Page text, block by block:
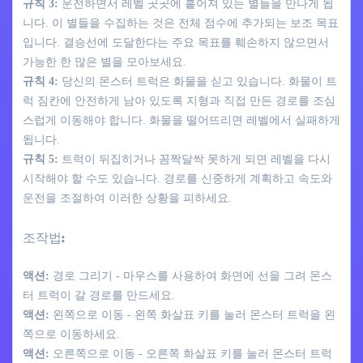
규칙 3: 운전하면서 레벨 곳곳에 흩어져 있는 별들을 만나게 됩
니다. 이 별들을 수집하는 것은 전체 점수에 추가되는 보조 목표
입니다. 결승선에 도달한다는 주요 목표를 훼손하지 않으면서
가능한 한 많은 별을 모아보세요.
규칙 4: 당신의 몬스터 트럭은 화물을 싣고 있습니다. 화물이 트
럭 짐칸에 안전하게 남아 있도록 지형과 직접 만든 경로를 조심
스럽게 이동해야 합니다. 화물을 떨어뜨리면 레벨에서 실패하게
됩니다.
규칙 5: 트럭이 뒤집히거나 꼼짝달싹 못하게 되면 레벨을 다시
시작해야 할 수도 있습니다. 경로를 신중하게 계획하고 속도와
운전을 조절하여 이러한 상황을 피하세요.
조작법:
액션: 경로 그리기 - 마우스를 사용하여 화면에 선을 그려 몬스
터 트럭이 갈 경로를 만드세요.
액션: 왼쪽으로 이동 - 왼쪽 화살표 키를 눌러 몬스터 트럭을 왼
쪽으로 이동하세요.
액션: 오른쪽으로 이동 - 오른쪽 화살표 키를 눌러 몬스터 트럭